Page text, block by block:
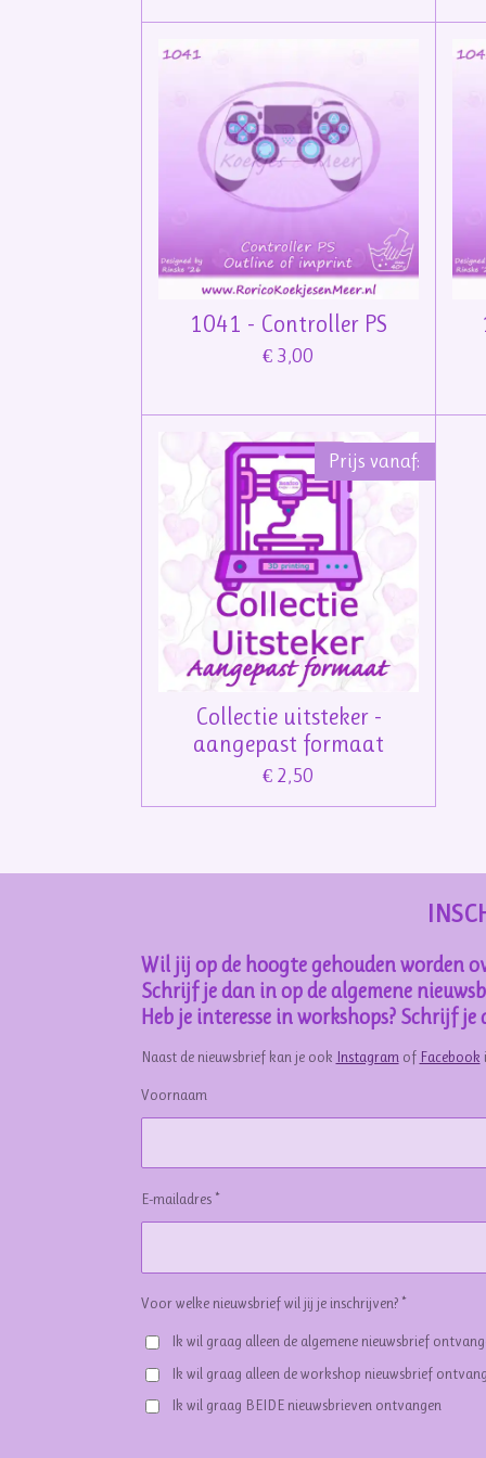
1041 - Controller PS
€ 3,00
Prijs vanaf:
Collectie uitsteker -
aangepast formaat
€ 2,50
Wil jij op de hoogte gehouden worden
Schrijf je dan in op de algemene
Heb je interesse in workshops? Schrijf
Naast de nieuwsbrief kan je ook Instagram of Facebook
Voornaam
E-mailadres *
Voor welke nieuwsbrief wil jij je inschrijven? *
Ik wil graag alleen de algemene nieuwsbrief
Ik wil graag alleen de workshop nieuwsbrief
Ik wil graag BEIDE nieuwsbrieven ontvangen